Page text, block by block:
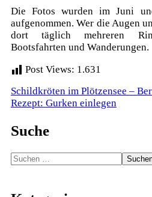
Die Fotos wurden im Juni
aufgenommen. Wer die Augen
dort täglich mehreren
Bootsfahrten und Wanderungen.
Post Views: 1.631
Beitragsnavigation
Schildkröten im Plötzensee –
Rezept: Gurken einlegen
Suche
Suchen